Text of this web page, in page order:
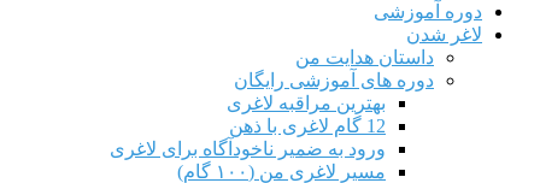
دوره‌ آموزشی
لاغر شدن
داستان هدایت من
دوره های آموزشی رایگان
بهترین مراقبه لاغری
12 گام لاغری با ذهن
ورود به ضمیر ناخودآگاه برای لاغری
مسیر لاغری من (۱۰۰ گام)